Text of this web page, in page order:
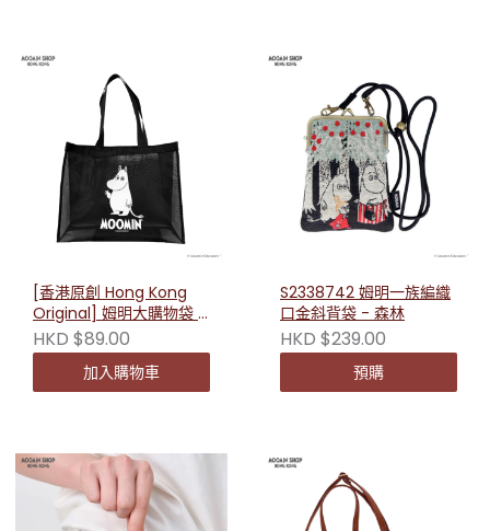
[香港原創 Hong Kong
Original] 姆明大購物袋 -
黑色 232263
HKD $89.00
加入購物車
S2338742 姆明一族編織
口金斜背袋 - 森林
HKD $239.00
預購